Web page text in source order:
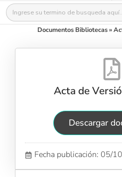
Buscar:
Documentos Bibliotecas»
Acta de
Descargar
Fecha publicación: 05/